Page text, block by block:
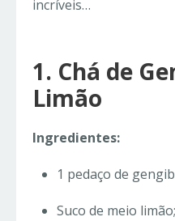
incríveis…
1. Chá de
Limão
Ingredientes:
1 pedaço de
Suco de meio limão;